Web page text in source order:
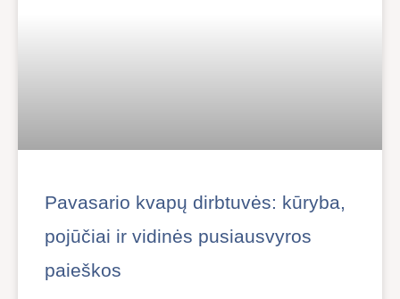
Pavasario kvapų dirbtuvės: kūryba,
pojūčiai ir vidinės pusiausvyros
paieškos